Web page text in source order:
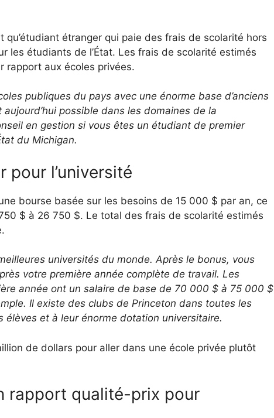
étranger qui paie des frais de scolarité hors
les étudiants de l’État. Les frais de scolarité estimés
rapport aux écoles privées.
publiques du pays avec une énorme base d’anciens
possible dans les domaines de la
en gestion si vous êtes un étudiant de premier
du Michigan.
pour l’université
bourse basée sur les besoins de 15 000 $ par an, ce
$ à 26 750 $. Le total des frais de scolarité estimés
universités du monde. Après le bonus, vous
votre première année complète de travail. Les
année ont un salaire de base de 70 000 $ à 75 000 $
Il existe des clubs de Princeton dans toutes les
élèves et à leur énorme dotation universitaire.
de dollars pour aller dans une école privée plutôt
rapport qualité-prix pour